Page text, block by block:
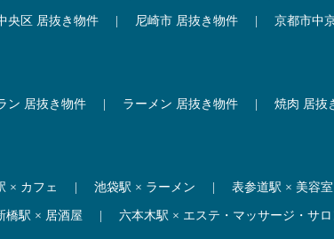
央区 居抜き物件 尼崎市 居抜き物件 京都市中
ン 居抜き物件 ラーメン 居抜き物件 焼肉 居抜
× カフェ 池袋駅 × ラーメン 表参道駅 × 美容
橋駅 × 居酒屋 六本木駅 × エステ・マッサージ・サロ